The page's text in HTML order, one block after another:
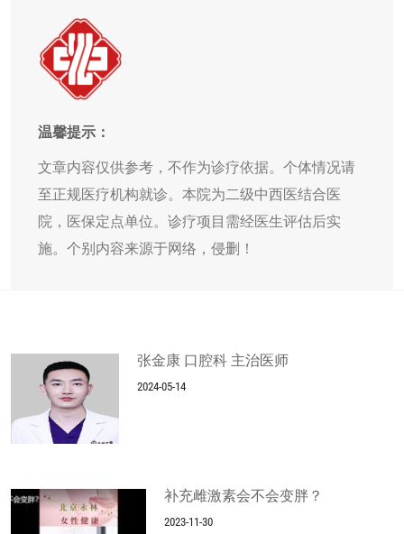
温馨提示：
文章内容仅供参考，不作为诊疗依据。个体情况请
至正规医疗机构就诊。本院为二级中西医结合医
院，医保定点单位。诊疗项目需经医生评估后实
施。个别内容来源于网络，侵删！
张金康 口腔科 主治医师
2024-05-14
补充雌激素会不会变胖？
2023-11-30